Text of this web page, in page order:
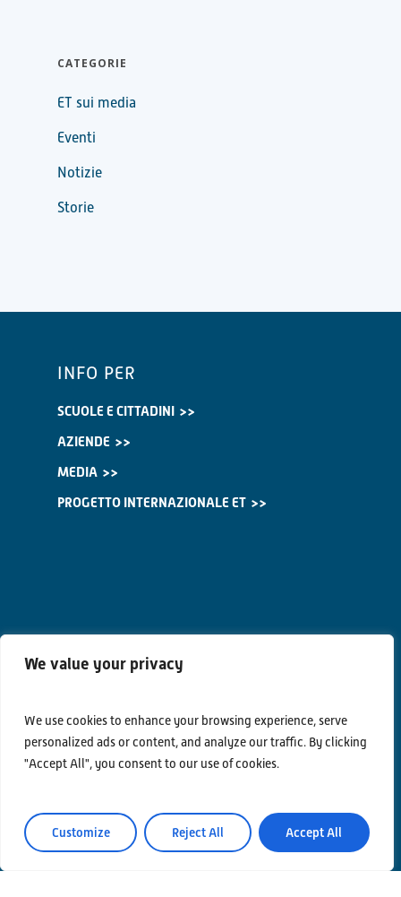
We value your privacy
We use cookies to enhance your browsing experience, serve
personalized ads or content, and analyze our traffic. By clicking
"Accept All", you consent to our use of cookies.
Customize Reject All Accept All
CATEGORIE
ET sui media
Eventi
Notizie
Storie
INFO PER
SCUOLE E CITTADINI
AZIENDE
MEDIA
PROGETTO INTERNAZIONALE ET
Privacy Policy